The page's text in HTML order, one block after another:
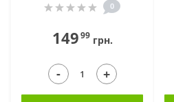
Морозник в
горщиках (10)
0
14999грн.
- +